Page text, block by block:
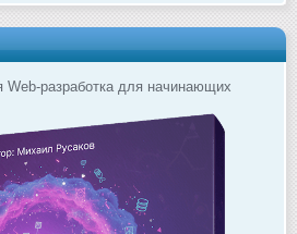
Web-разработка для начинающих